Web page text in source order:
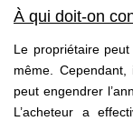
À qui doit-on
Le propriétaire
même.
peut engendrer
L’acheteur a